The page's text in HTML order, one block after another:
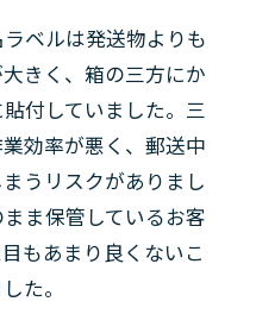
ベルは発送物よりも
きく、箱の三方にか
付していました。三
効率が悪く、郵送中
うリスクがありまし
ま保管しているお客
もあまり良くないこ
た。